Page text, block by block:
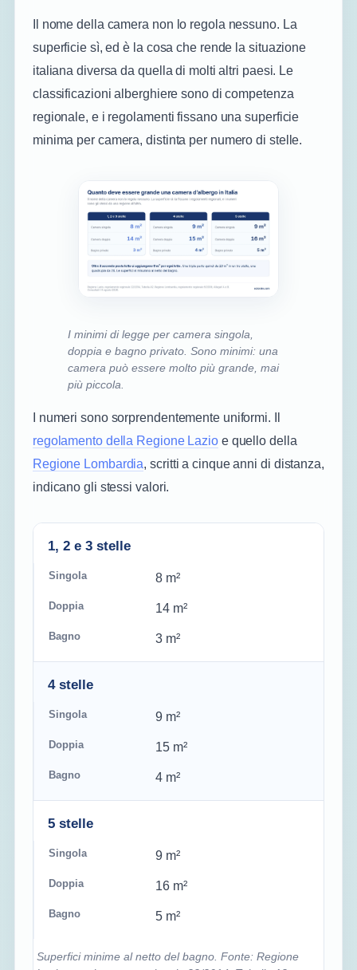
Il nome della camera non lo regola nessuno. La
superficie sì, ed è la cosa che rende la situazione
italiana diversa da quella di molti altri paesi. Le
classificazioni alberghiere sono di competenza
regionale, e i regolamenti fissano una superficie
minima per camera, distinta per numero di stelle.
I minimi di legge per camera singola,
doppia e bagno privato. Sono minimi: una
camera può essere molto più grande, mai
più piccola.
I numeri sono sorprendentemente uniformi. Il
regolamento della Regione Lazioe quello della
Regione Lombardia, scritti a cinque anni di distanza,
indicano gli stessi valori.
CATEGORIA
1, 2 e 3 stelle
8 m²
14 m²
3 m²
4 stelle
9 m²
15 m²
4 m²
5 stelle
9 m²
16 m²
5 m²
Superfici minime al netto del bagno. Fonte: Regione